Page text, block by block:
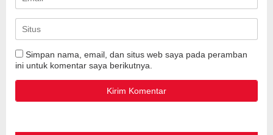
Simpan nama, email, dan situs web saya pada peramban
ini untuk komentar saya berikutnya.